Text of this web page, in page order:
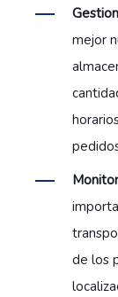
mejor
de los